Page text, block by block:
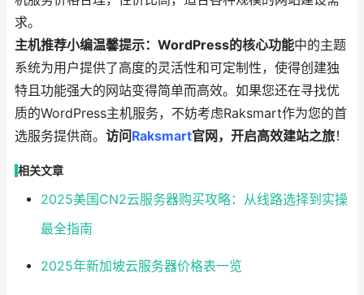
求。
主机推荐小编温馨提示：WordPress的核心功能中的主题
系统为用户提供了高度的灵活性和可定制性，使得创建独
特且功能强大的网站变得简单而高效。如果您还在寻找优
质的WordPress主机服务，不妨考虑Raksmart作为您的首
选服务提供商。 访问Raksmart官网，开启高效建站之旅！
相关文章
2025美国CN2云服务器购买攻略：从线路选择到实操
最全指南
2025年新加坡云服务器价格表一览